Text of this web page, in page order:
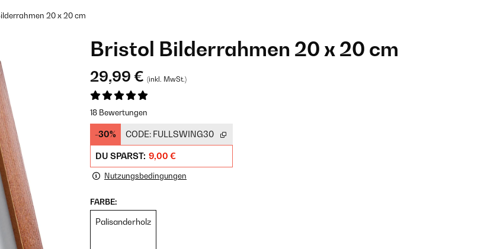
20 x 20 cm
Bristol Bilderrahmen 20 x 20 cm
29,99 € (inkl. MwSt.)
18 Bewertungen
-30% CODE: FULLSWING30
DU SPARST: 9,00 €
Nutzungsbedingungen
FARBE:
Palisanderholz